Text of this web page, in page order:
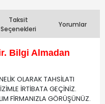
Taksit
Seçenekleri
Yorumlar
Bilgi Almadan
OLARAK TAHSİLATI
İRTİBATA GEÇİNİZ.
FİRMANIZLA GÖRÜŞÜNÜZ.